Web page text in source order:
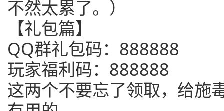
不然太累了。）
【礼包篇】
QQ群礼包码：888888
玩家福利码：888888
这两个不要忘了领取，给施